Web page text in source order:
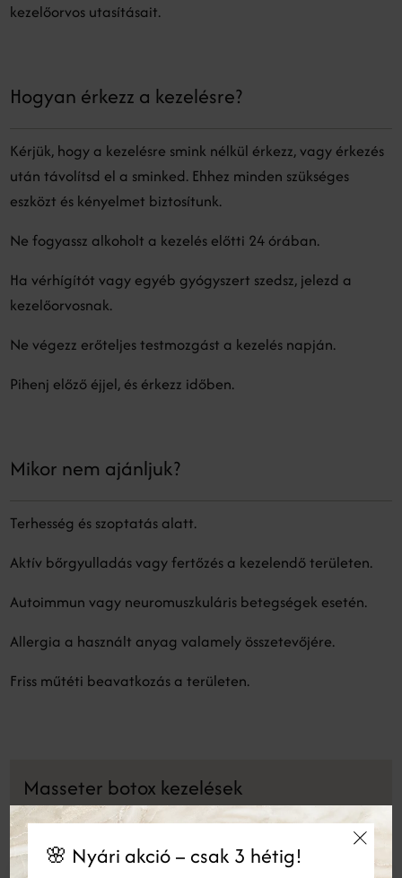
kezelőorvos utasításait.
Hogyan érkezz a kezelésre?
Kérjük, hogy a kezelésre smink nélkül érkezz, vagy érkezés
után távolítsd el a sminked. Ehhez minden szükséges
eszközt és kényelmet biztosítunk.
Ne fogyassz alkoholt a kezelés előtti 24 órában.
Ha vérhígítót vagy egyéb gyógyszert szedsz, jelezd a
kezelőorvosnak.
Ne végezz erőteljes testmozgást a kezelés napján.
Pihenj előző éjjel, és érkezz időben.
Mikor nem ajánljuk?
Terhesség és szoptatás alatt.
Aktív bőrgyulladás vagy fertőzés a kezelendő területen.
Autoimmun vagy neuromuszkuláris betegségek esetén.
Allergia a használt anyag valamely összetevőjére.
Friss műtéti beavatkozás a területen.
Masseter botox kezelések
Masseter botox
🌸 Nyári akció – csak 3 hétig!